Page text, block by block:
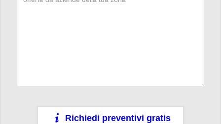
Richiedi preventivi gratis